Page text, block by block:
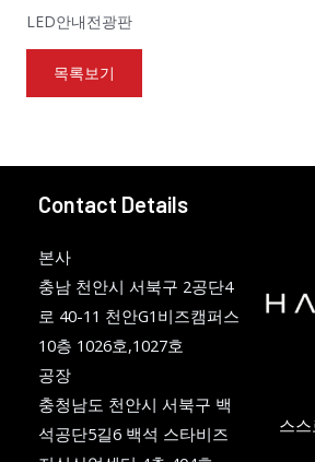
LED안내전광판
목록보기
Contact Details
본사
충남 천안시 서북구 2공단4
로 40-11 천안G1비즈캠퍼스
10층 1026호,1027호
공장
충청남도 천안시 서북구 백
석공단5길6 백석 스타비즈
스